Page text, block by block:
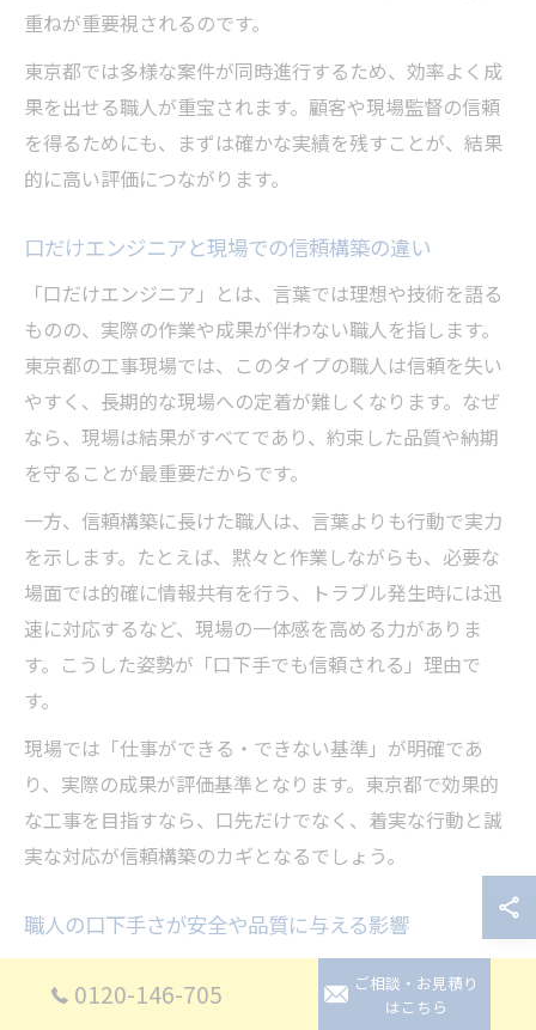
重ねが重要視されるのです。
東京都では多様な案件が同時進行するため、効率よく成
果を出せる職人が重宝されます。顧客や現場監督の信頼
を得るためにも、まずは確かな実績を残すことが、結果
的に高い評価につながります。
口だけエンジニアと現場での信頼構築の違い
「口だけエンジニア」とは、言葉では理想や技術を語る
ものの、実際の作業や成果が伴わない職人を指します。
東京都の工事現場では、このタイプの職人は信頼を失い
やすく、長期的な現場への定着が難しくなります。なぜ
なら、現場は結果がすべてであり、約束した品質や納期
を守ることが最重要だからです。
一方、信頼構築に長けた職人は、言葉よりも行動で実力
を示します。たとえば、黙々と作業しながらも、必要な
場面では的確に情報共有を行う、トラブル発生時には迅
速に対応するなど、現場の一体感を高める力がありま
す。こうした姿勢が「口下手でも信頼される」理由で
す。
現場では「仕事ができる・できない基準」が明確であ
り、実際の成果が評価基準となります。東京都で効果的
な工事を目指すなら、口先だけでなく、着実な行動と誠
実な対応が信頼構築のカギとなるでしょう。
職人の口下手さが安全や品質に与える影響
口下手な職人は、時にコミュニケーション不足から誤解
やミスを招くことがあります。しかし、東京都の現場で
0120-146-705
ご相談・お見積り
はこちら